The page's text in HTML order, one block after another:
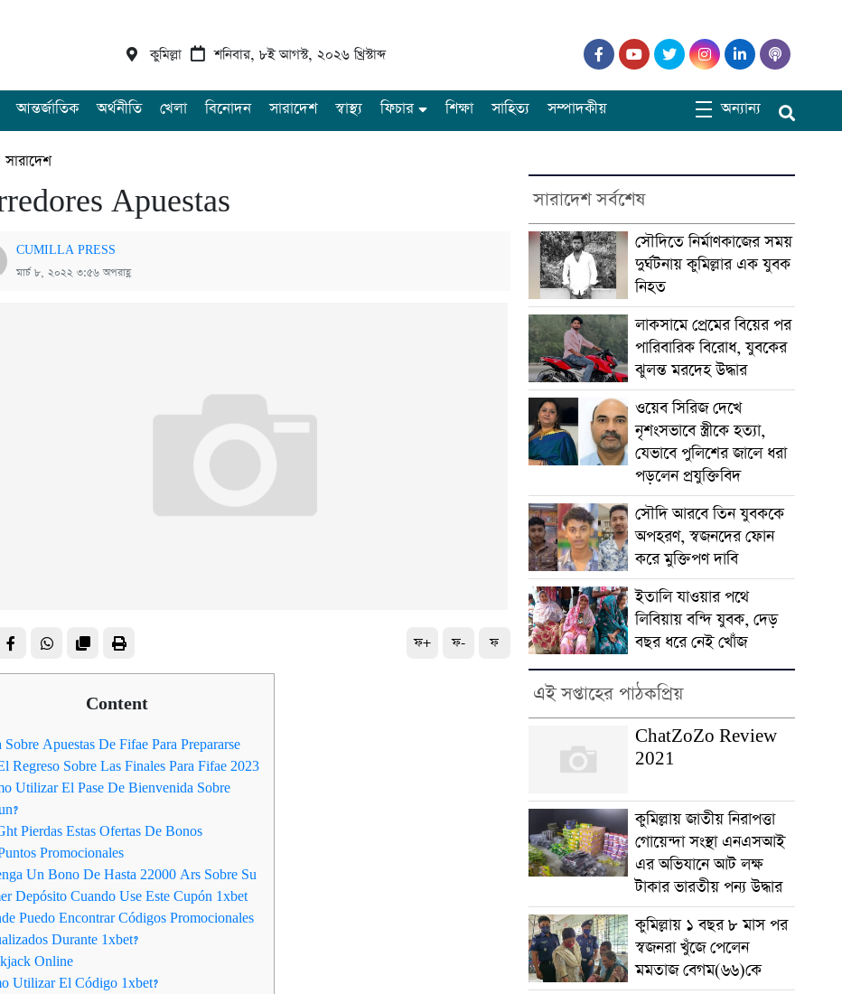
কুমিল্লা শনিবার, ৮ই আগস্ট, ২০২৬ খ্রিস্টাব্দ
আন্তর্জাতিক অর্থনীতি খেলা বিনোদন সারাদেশ স্বাস্থ্য ফিচার শিক্ষা সাহিত্য সম্পাদকীয় অন্যান্য
সারাদেশ
Apuestas
CUMILLA PRESS
মার্চ ৮, ২০২২ ৩:৫৬ অপরাহ্ণ
ফ+ ফ- ফ
Content
Sobre Apuestas De Fifae Para Prepararse
Regreso Sobre Las Finales Para Fifae 2023
Utilizar El Pase De Bienvenida Sobre
Pierdas Estas Ofertas De Bonos
Promocionales
Un Bono De Hasta 22000 Ars Sobre Su
Depósito Cuando Use Este Cupón 1xbet
Puedo Encontrar Códigos Promocionales
Durante 1xbet?
Online
Utilizar El Código 1xbet?
সারাদেশ সর্বশেষ
সৌদিতে নির্মাণকাজের সময়
দুর্ঘটনায় কুমিল্লার এক যুবক
নিহত
লাকসামে প্রেমের বিয়ের পর
পারিবারিক বিরোধ, যুবকের
ঝুলন্ত মরদেহ উদ্ধার
ওয়েব সিরিজ দেখে
নৃশংসভাবে স্ত্রীকে হত্যা,
যেভাবে পুলিশের জালে ধরা
পড়লেন প্রযুক্তিবিদ
সৌদি আরবে তিন যুবককে
অপহরণ, স্বজনদের ফোন
করে মুক্তিপণ দাবি
ইতালি যাওয়ার পথে
লিবিয়ায় বন্দি যুবক, দেড়
বছর ধরে নেই খোঁজ
এই সপ্তাহের পাঠকপ্রিয়
ChatZoZo Review
2021
কুমিল্লায় জাতীয় নিরাপত্তা
গোয়েন্দা সংস্থা এনএসআই
এর অভিযানে আট লক্ষ
টাকার ভারতীয় পন্য উদ্ধার
কুমিল্লায় ১ বছর ৮ মাস পর
স্বজনরা খুঁজে পেলেন
মমতাজ বেগম(৬৬)কে